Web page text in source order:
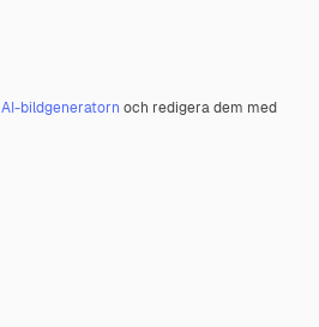
AI-bildgeneratorn och redigera dem med